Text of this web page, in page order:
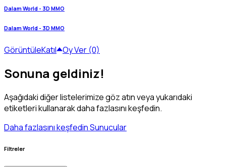
Dalam World - 3D MMO
Dalam World - 3D MMO
GörüntüleKatıl Oy Ver (0)
Sonuna geldiniz!
Aşağıdaki diğer listelerimize göz atın veya yukarıdaki
etiketleri kullanarak daha fazlasını keşfedin.
Daha fazlasını keşfedin Sunucular
Filtreler